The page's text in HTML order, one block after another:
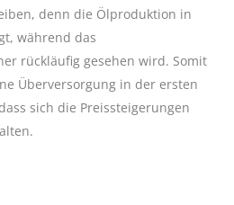
denn die Ölproduktion in
während das
rückläufig gesehen wird. Somit
Überversorgung in der ersten
sich die Preissteigerungen